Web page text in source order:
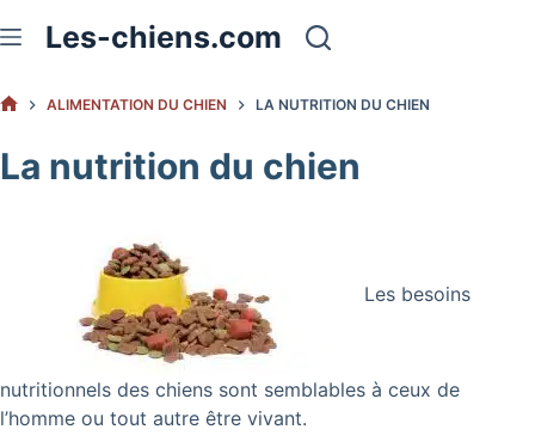
au
Les-chiens.com
ALIMENTATION DU CHIEN LA NUTRITION DU CHIEN
La nutrition du chien
Les besoins
nutritionnels des chiens sont semblables à ceux de
l’homme ou tout autre être vivant.